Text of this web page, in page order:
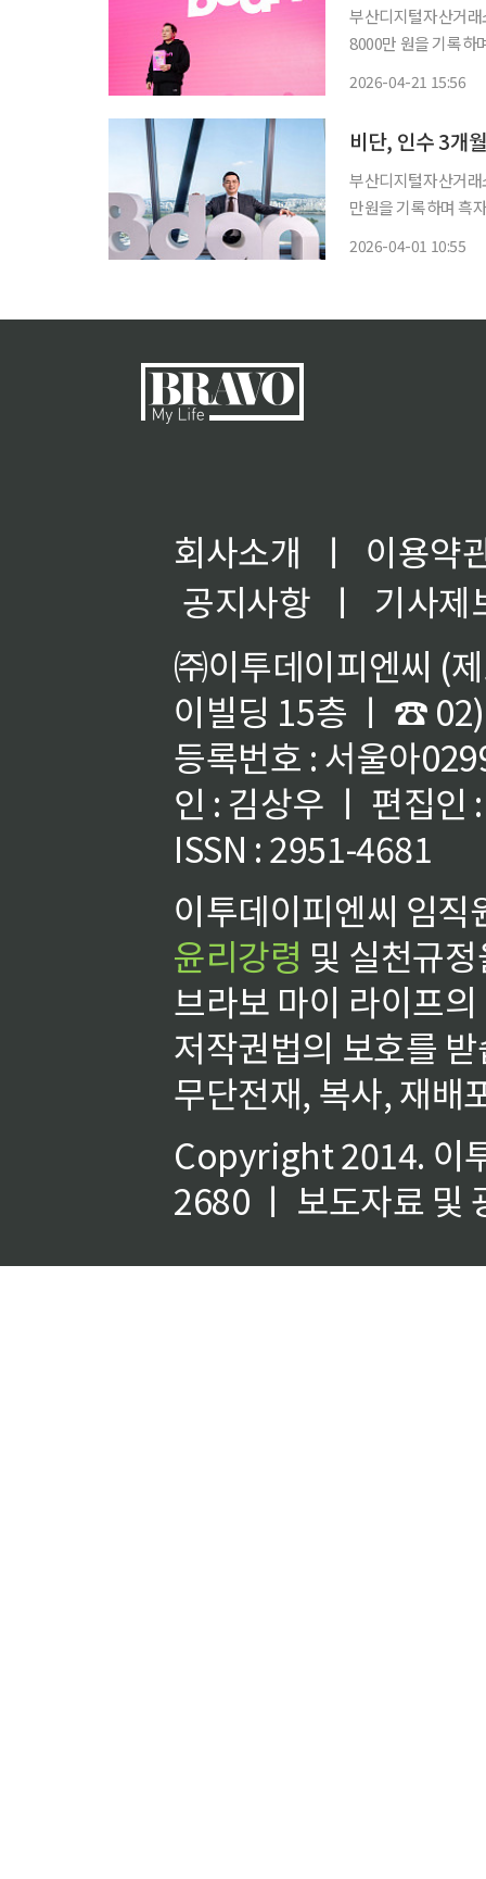
부산디지털자산거
8000만 원을 기록하며 전년 동
2026-04-21 15:56
비단, 인수 3개
부산디지털자산거
만원을 기록하며 흑자 전환에 성공
2026-04-01 10:55
회사소개 ㅣ
이용약
공지사항
ㅣ
기사제
㈜이투데이피엔씨 (
이빌딩 15층 ㅣ ☎
등록번호 : 서울아
인 : 김상우 ㅣ 편집인
ISSN : 2951-4681
이투데이피엔씨 임
윤리강령 및 실천규
브라보 마이 라이프
저작권법의 보호를
무단전재, 복사, 재배
Copyright 2014. 이
2680 ㅣ 보도자료